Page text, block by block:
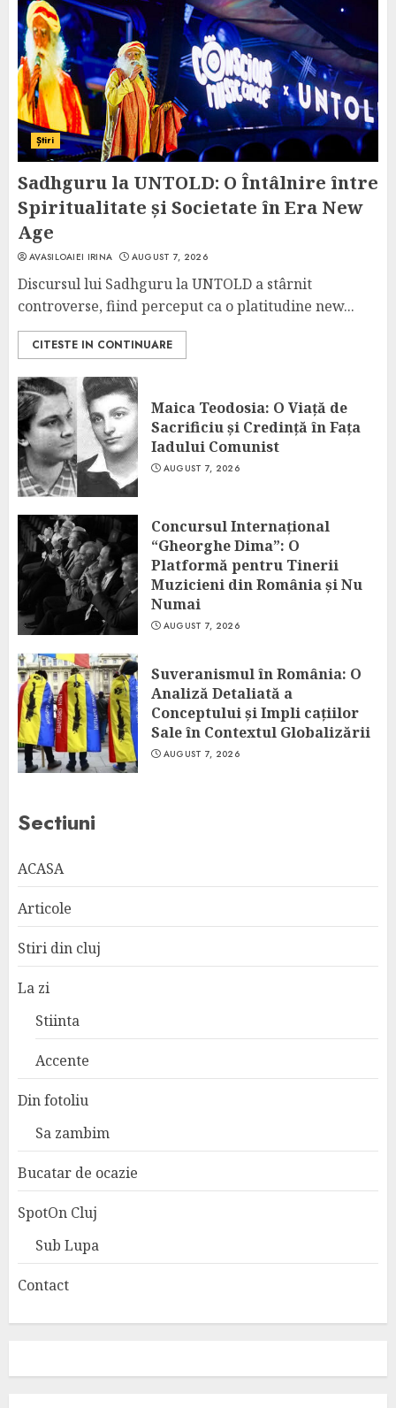
Știri
Sadhguru la UNTOLD: O Întâlnire între
Spiritualitate și Societate în Era New
Age
AVASILOAIEI IRINA AUGUST 7, 2026
Discursul lui Sadhguru la UNTOLD a stârnit
controverse, fiind perceput ca o platitudine new...
CITESTE IN CONTINUARE
Maica Teodosia: O Viață de
Sacrificiu și Credință în Fața
Iadului Comunist
AUGUST 7, 2026
Concursul Internațional
“Gheorghe Dima”: O
Platformă pentru Tinerii
Muzicieni din România și Nu
Numai
AUGUST 7, 2026
Suveranismul în România: O
Analiză Detaliată a
Conceptului și Impli cațiilor
Sale în Contextul Globalizării
AUGUST 7, 2026
Sectiuni
ACASA
Articole
Stiri din cluj
La zi
Stiinta
Accente
Din fotoliu
Sa zambim
Bucatar de ocazie
SpotOn Cluj
Sub Lupa
Contact